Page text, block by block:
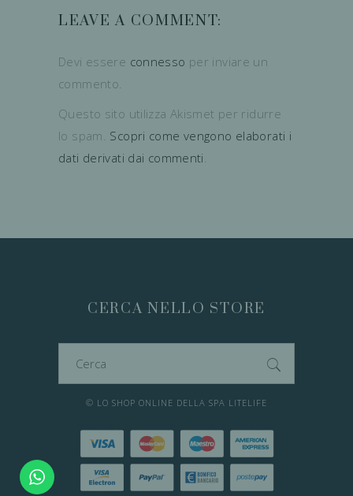
LEAVE A COMMENT:
Devi essere connesso per inviare un
commento.
Questo sito utilizza Akismet per ridurre
lo spam. Scopri come vengono elaborati i
dati derivati dai commenti.
CERCA NELLO STORE
© LO SHOP ONLINE DELLA SPA LITELIFE